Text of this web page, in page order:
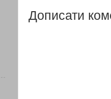
Дописати